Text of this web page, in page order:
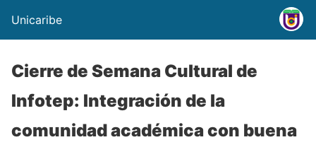
Unicaribe
Cierre de Semana Cultural de
Infotep: Integración de la
comunidad académica con buena